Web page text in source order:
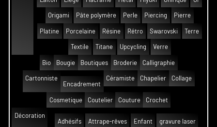
Origami Pâte polymère Perle Piercing Pierre
Platine Porcelaine Résine Rétro Swarovski Terre
Textile Titane Upcycling Verre
Bio Bougie Boutiques Broderie Calligraphie
Cartonniste
Encadrement
Céramiste Chapelier Collage
Cosmetique Coutelier Couture Crochet
Décoration
Adhésifs
Attrape-rêves Enfant gravure laser